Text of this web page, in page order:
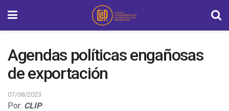
Agendas políticas engañosas
de exportación
07/08/2023
Por: CLIP